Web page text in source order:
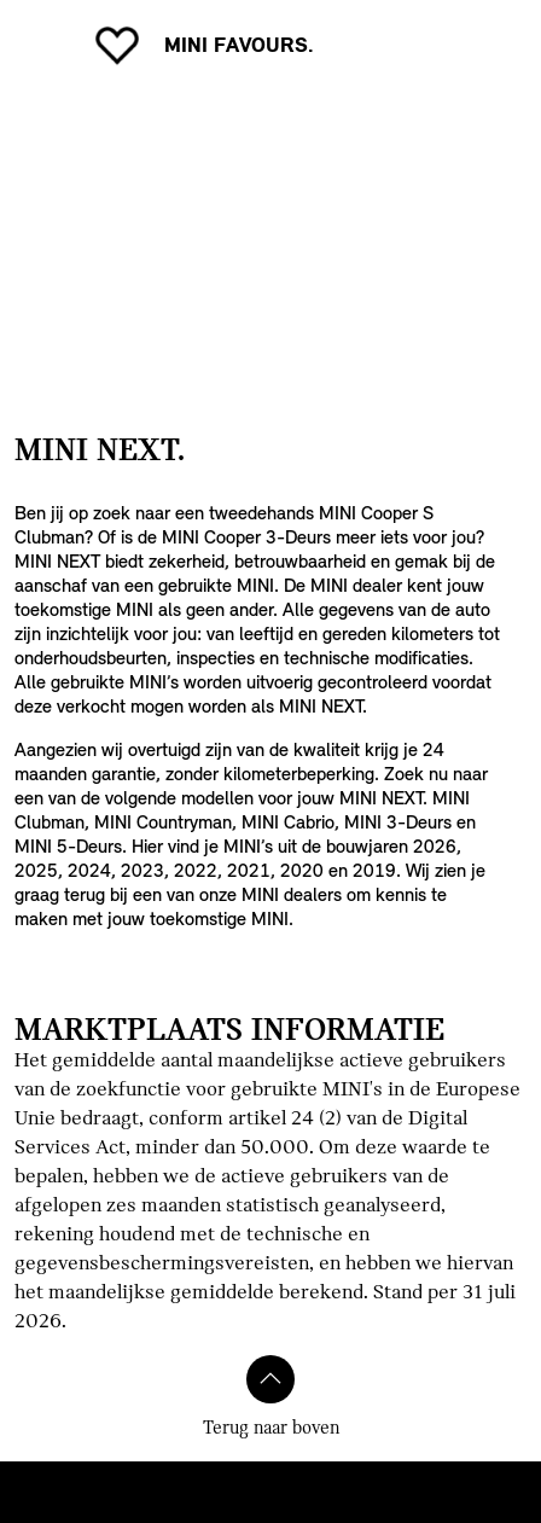
MINI FAVOURS.
MINI NEXT.
Ben jij op zoek naar een tweedehands MINI Cooper S
Clubman? Of is de MINI Cooper 3-Deurs meer iets voor jou?
MINI NEXT biedt zekerheid, betrouwbaarheid en gemak bij de
aanschaf van een gebruikte MINI. De MINI dealer kent jouw
toekomstige MINI als geen ander. Alle gegevens van de auto
zijn inzichtelijk voor jou: van leeftijd en gereden kilometers tot
onderhoudsbeurten, inspecties en technische modificaties.
Alle gebruikte MINI’s worden uitvoerig gecontroleerd voordat
deze verkocht mogen worden als MINI NEXT.
Aangezien wij overtuigd zijn van de kwaliteit krijg je 24
maanden garantie, zonder kilometerbeperking. Zoek nu naar
een van de volgende modellen voor jouw MINI NEXT. MINI
Clubman, MINI Countryman, MINI Cabrio, MINI 3-Deurs en
MINI 5-Deurs. Hier vind je MINI’s uit de bouwjaren 2026,
2025, 2024, 2023, 2022, 2021, 2020 en 2019. Wij zien je
graag terug bij een van onze MINI dealers om kennis te
maken met jouw toekomstige MINI.
MARKTPLAATS INFORMATIE
Het gemiddelde aantal maandelijkse actieve gebruikers
van de zoekfunctie voor gebruikte MINI's in de Europese
Unie bedraagt, conform artikel 24 (2) van de Digital
Services Act, minder dan 50.000. Om deze waarde te
bepalen, hebben we de actieve gebruikers van de
afgelopen zes maanden statistisch geanalyseerd,
rekening houdend met de technische en
gegevensbeschermingsvereisten, en hebben we hiervan
het maandelijkse gemiddelde berekend. Stand per 31 juli
2026.
Terug naar boven